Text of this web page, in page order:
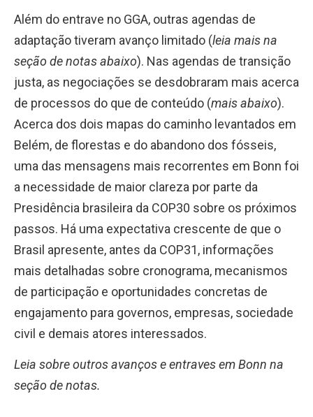
Além do entrave no GGA, outras agendas de
adaptação tiveram avanço limitado (leia mais na
seção de notas abaixo). Nas agendas de transição
justa, as negociações se desdobraram mais acerca
de processos do que de conteúdo (mais abaixo).
Acerca dos dois mapas do caminho levantados em
Belém, de florestas e do abandono dos fósseis,
uma das mensagens mais recorrentes em Bonn foi
a necessidade de maior clareza por parte da
Presidência brasileira da COP30 sobre os próximos
passos. Há uma expectativa crescente de que o
Brasil apresente, antes da COP31, informações
mais detalhadas sobre cronograma, mecanismos
de participação e oportunidades concretas de
engajamento para governos, empresas, sociedade
civil e demais atores interessados.
Leia sobre outros avanços e entraves em Bonn na
seção de notas.